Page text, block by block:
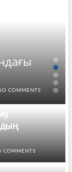
COMMENTS
COMMENTS